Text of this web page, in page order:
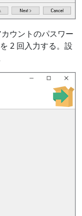
カウントのパスワー
2 回入力する。設